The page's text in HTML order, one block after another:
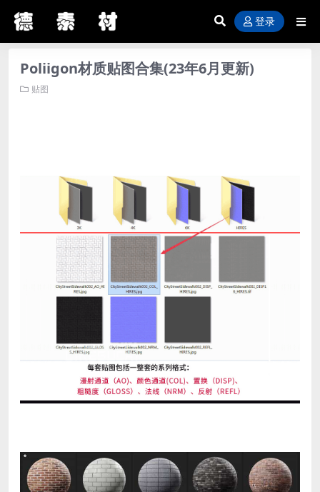
登录
Poliigon材质贴图合集(23年6月更新)
贴图